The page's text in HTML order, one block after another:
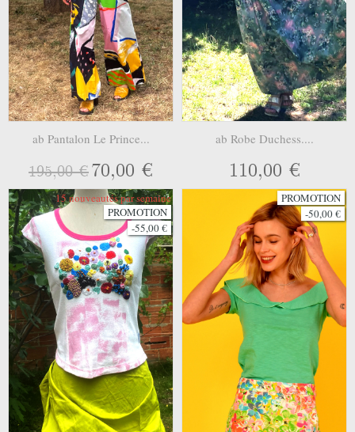
ab Pantalon Le Prince...
195,00 €70,00 €
ab Robe Duchess....
110,00 €
15 nouveautés par semaine
PROMOTION
-55,00 €
PROMOTION
-50,00 €